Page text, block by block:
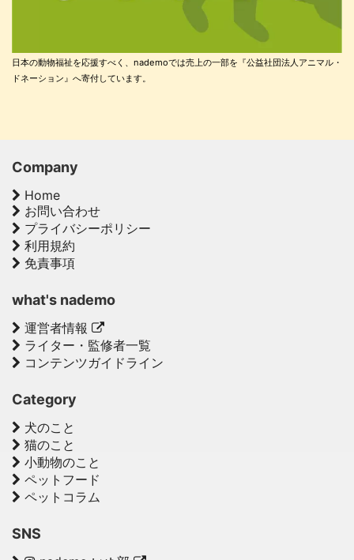
日本の動物福祉を応援すべく、nademoでは売上の一部を『公益社団法人アニマル・
ドネーション』へ寄付しています。
Company
Home
お問い合わせ
プライバシーポリシー
利用規約
免責事項
what's nademo
運営者情報
ライター・監修者一覧
コンテンツガイドライン
Category
犬のこと
猫のこと
小動物のこと
ペットフード
ペットコラム
SNS